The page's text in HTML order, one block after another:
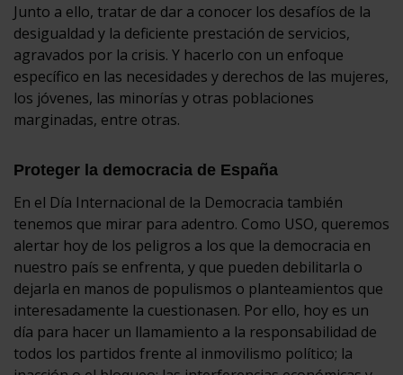
Junto a ello, tratar de dar a conocer los desafíos de la
desigualdad y la deficiente prestación de servicios,
agravados por la crisis. Y hacerlo con un enfoque
específico en las necesidades y derechos de las mujeres,
los jóvenes, las minorías y otras poblaciones
marginadas, entre otras.
Proteger la democracia de España
En el Día Internacional de la Democracia también
tenemos que mirar para adentro. Como USO, queremos
alertar hoy de los peligros a los que la democracia en
nuestro país se enfrenta, y que pueden debilitarla o
dejarla en manos de populismos o planteamientos que
interesadamente la cuestionasen. Por ello, hoy es un
día para hacer un llamamiento a la responsabilidad de
todos los partidos frente al inmovilismo político; la